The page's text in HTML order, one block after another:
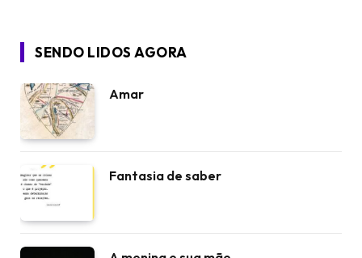
SENDO LIDOS AGORA
Amar
Fantasia de saber